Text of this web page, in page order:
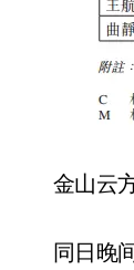
金山云
同日晚